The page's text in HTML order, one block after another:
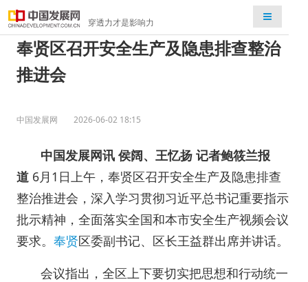
穿透力才是影响力
检索
奉贤区召开安全生产及隐患排查整治
推进会
中国发展网 2026-06-02 18:15
中国发展网讯侯阔、王忆扬 记者鲍筱兰报
道 6月1日上午，奉贤区召开安全生产及隐患排查
整治推进会，深入学习贯彻习近平总书记重要指示
批示精神，全面落实全国和本市安全生产视频会议
要求。 奉贤区委副书记、区长王益群出席并讲话。
会议指出，全区上下要切实把思想和行动统一